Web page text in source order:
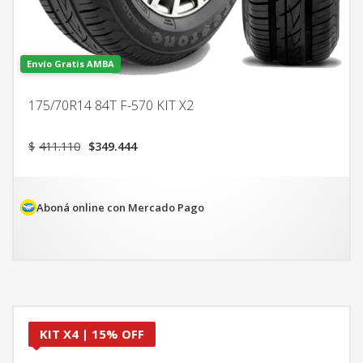
Envío Gratis AMBA
175/70R14 84T F-570 KIT X2
$ 411.110 El
$411.110.
$349.444El
$349.444.
Aboná online con Mercado Pago
KIT X4 | 15% OFF